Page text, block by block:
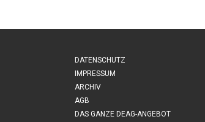
DATENSCHUTZ
IMPRESSUM
ARCHIV
AGB
DAS GANZE DEAG-ANGEBOT